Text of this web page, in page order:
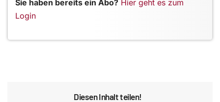
Sie haben bereits ein Abo? Hier geht es zum
Login
Diesen Inhalt teilen!